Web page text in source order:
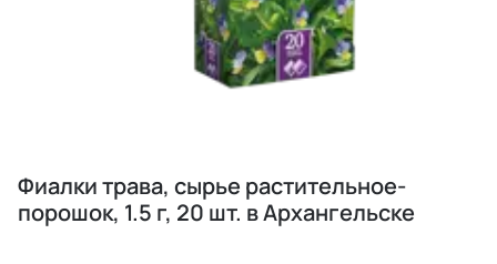
Фиалки трава, сырье растительное-
порошок, 1.5 г, 20 шт. в Архангельске